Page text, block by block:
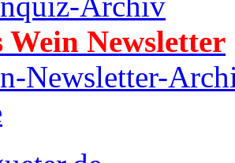
Wein Newsletter
Newsletter-